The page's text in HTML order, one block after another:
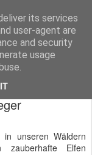
its services
user-agent are
and security
usage
in unseren Wäldern
zauberhafte Elfen